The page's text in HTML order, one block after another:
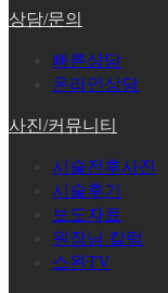
상담/문의
빠른상담
온라인상담
사진/커뮤니티
시술전후사진
시술후기
보도자료
원장님 칼럼
스완TV